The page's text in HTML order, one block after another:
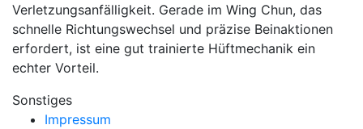
Verletzungsanfälligkeit. Gerade im Wing Chun, das
schnelle Richtungswechsel und präzise Beinaktionen
erfordert, ist eine gut trainierte Hüftmechanik ein
echter Vorteil.
Sonstiges
Impressum